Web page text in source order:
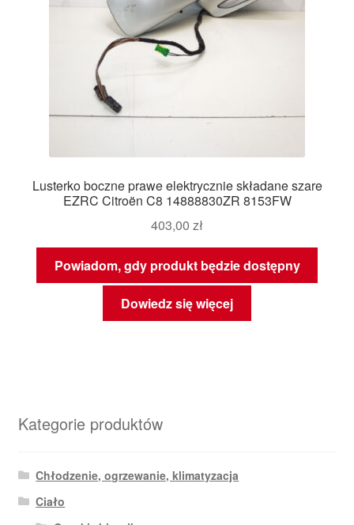
Lusterko boczne prawe elektrycznie składane szare
EZRC Citroën C8 14888830ZR 8153FW
403,00 zł
Powiadom, gdy produkt będzie dostępny
Dowiedz się więcej
Kategorie produktów
Chłodzenie, ogrzewanie, klimatyzacja
Ciało